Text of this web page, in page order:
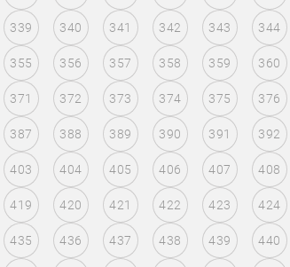
339 340 341 342 343 344
355 356 357 358 359 360
371 372 373 374 375 376
387 388 389 390 391 392
403 404 405 406 407 408
419 420 421 422 423 424
435 436 437 438 439 440